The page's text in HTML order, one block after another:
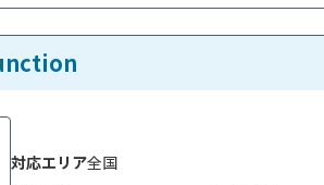
対応エリア全国